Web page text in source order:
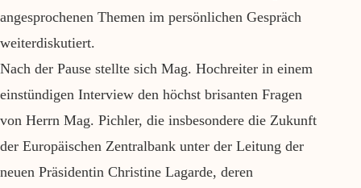
angesprochenen Themen im persönlichen Gespräch
weiterdiskutiert.
Nach der Pause stellte sich Mag. Hochreiter in einem
einstündigen Interview den höchst brisanten Fragen
von Herrn Mag. Pichler, die insbesondere die Zukunft
der Europäischen Zentralbank unter der Leitung der
neuen Präsidentin Christine Lagarde, deren